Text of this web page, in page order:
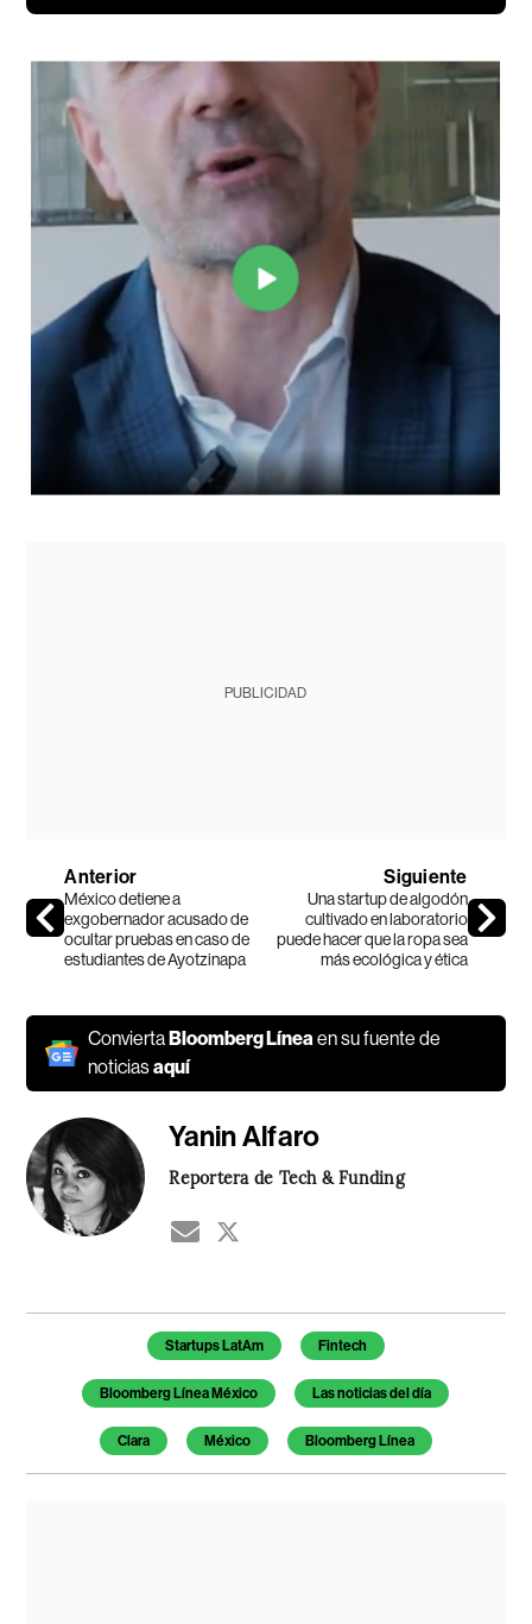
PUBLICIDAD
Anterior
México detiene a
exgobernador acusado de
ocultar pruebas en caso de
estudiantes de Ayotzinapa
Siguiente
Una startup de algodón
cultivado en laboratorio
puede hacer que la ropa sea
más ecológica y ética
ConviertaBloomberg Líneaen su fuente de
noticiasaquí
Yanin Alfaro
Reportera de Tech & Funding
Temas de este artículo
Startups LatAm Fintech
Bloomberg Línea México Las noticias del día
Clara México Bloomberg Línea